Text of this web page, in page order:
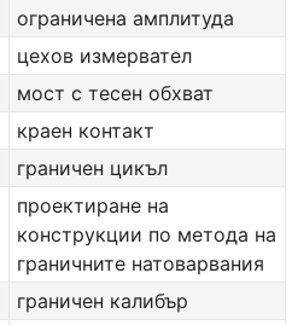
ограничена амплитуда
цехов измервател
мост с тесен обхват
краен контакт
граничен цикъл
проектиране на
конструкции по метода на
граничните натоварвания
граничен калибър